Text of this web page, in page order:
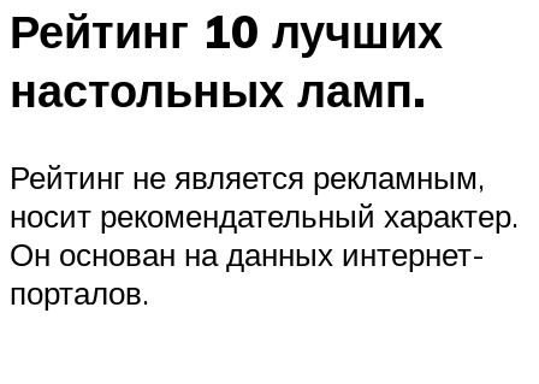
Рейтинг 10 лучших
настольных ламп.
Рейтинг не является рекламным,
носит рекомендательный характер.
Он основан на данных интернет-
порталов.